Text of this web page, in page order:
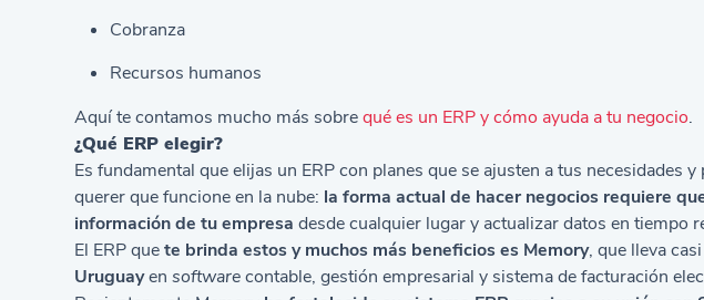
Cobranza
Recursos humanos
Aquí te contamos mucho más sobrequé es un ERP y cómo ayuda a tu negocio.
¿Qué ERP elegir?
Es fundamental que elijas un ERP con planes que se ajusten a tus necesidades
querer que funcione en la nube: la forma actual de hacer negocios requiere
información de tu empresa desde cualquier lugar y actualizar datos en tiempo
El ERP quete brinda estos y muchos más beneficios es Memory, que lleva
Uruguayensoftwarecontable, gestión empresarial y sistema de facturación